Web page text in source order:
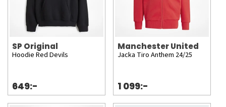
SP Original
Hoodie Red Devils
649:-
Manchester United
Jacka Tiro Anthem 24/25
1 099:-